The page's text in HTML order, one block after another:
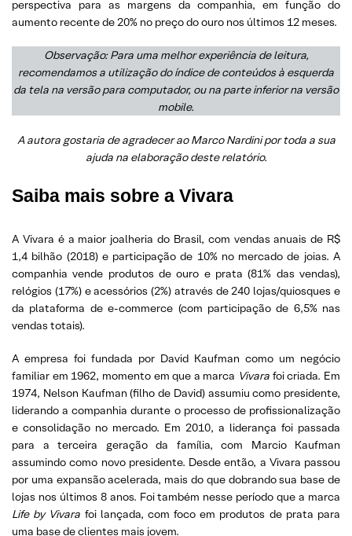
perspectiva para as margens da companhia, em função do
aumento recente de 20% no preço do ouro nos últimos 12 meses.
Observação: Para uma melhor experiência de leitura,
recomendamos a utilização do índice de conteúdos à esquerda
da tela na versão para computador, ou na parte inferior na versão
mobile.
A autora gostaria de agradecer ao Marco Nardini por toda a sua
ajuda na elaboração deste relatório.
Saiba mais sobre a Vivara
A Vivara é a maior joalheria do Brasil, com vendas anuais de R$
1,4 bilhão (2018) e participação de 10% no mercado de joias. A
companhia vende produtos de ouro e prata (81% das vendas),
relógios (17%) e acessórios (2%) através de 240 lojas/quiosques e
da plataforma de e-commerce (com participação de 6,5% nas
vendas totais).
A empresa foi fundada por David Kaufman como um negócio
familiar em 1962, momento em que a marca Vivara foi criada. Em
1974, Nelson Kaufman (filho de David) assumiu como presidente,
liderando a companhia durante o processo de profissionalização
e consolidação no mercado. Em 2010, a liderança foi passada
para a terceira geração da família, com Marcio Kaufman
assumindo como novo presidente. Desde então, a Vivara passou
por uma expansão acelerada, mais do que dobrando sua base de
lojas nos últimos 8 anos. Foi também nesse período que a marca
Life by Vivara foi lançada, com foco em produtos de prata para
uma base de clientes mais jovem.